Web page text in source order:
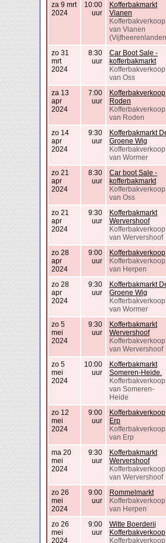
za 9 mrt
2024
10:00
uur
Kofferbakmarkt
Vianen
Kofferbakverkoop
van Vianen
zo 31
mrt
2024
8:30
uur
Car Boot Sale -
kofferbakmarkt
Kofferbakverkoop
van Oss
za 13
apr
2024
7:00
uur
Kofferbakverkoop
Roden
Kofferbakverkoop
van Roden
zo 14
apr
2024
9:30
uur
Kofferbakmarkt
Groene Wig
Kofferbakverkoop
van Wormer
zo 21
apr
2024
8:30
uur
Car boot Sale -
kofferbakmarkt
Kofferbakverkoop
van Oss
zo 21
apr
2024
9:30
uur
Kofferbakmarkt
Wervershoof
Kofferbakverkoop
van Wervershoof
zo 28
apr
2024
9:00
uur
Kofferbakverkoop
Kofferbakverkoop
van Herpen
zo 28
apr
2024
9:30
uur
Kofferbakmarkt
Groene Wig
Kofferbakverkoop
van Wormer
zo 5
mei
2024
9:30
uur
Kofferbakmarkt
Wervershoof
Kofferbakverkoop
van Wervershoof
zo 5
mei
2024
10:00
uur
Kofferbakmarkt
Someren-Heide.
Kofferbakverkoop
van Someren-
Heide
zo 12
mei
2024
9:00
uur
Kofferbakverkoop
Erp
Kofferbakverkoop
van Erp
ma 20
mei
2024
9:30
uur
Kofferbakmarkt
Wervershoof
Kofferbakverkoop
van Wervershoof
zo 26
mei
2024
9:00
uur
Rommelmarkt
Kofferbakverkoop
van Herpen
zo 26
mei
2024
9:00
uur
Witte Boerderij
Kofferbakverkoop
Kofferbakverkoop